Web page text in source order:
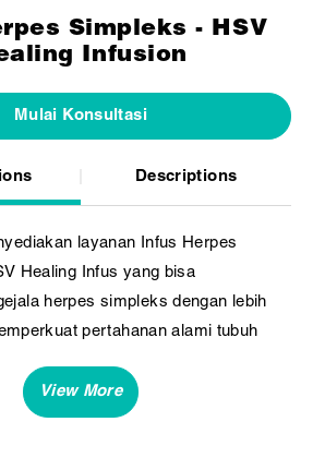
Simpleks - HSV
Infusion
Mulai Konsultasi
Descriptions
layanan Infus Herpes
Healing Infus yang bisa
herpes simpleks dengan lebih
pertahanan alami tubuh
Dengan sistem kekebalan tubuh
akan lebih siap menghadapi